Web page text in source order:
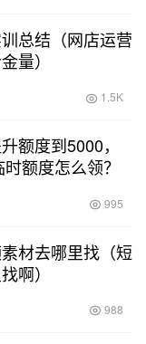
总结（网店运营
量）
1.5K
额度到5000，
额度怎么领？
995
材去哪里找（短
啊）
988